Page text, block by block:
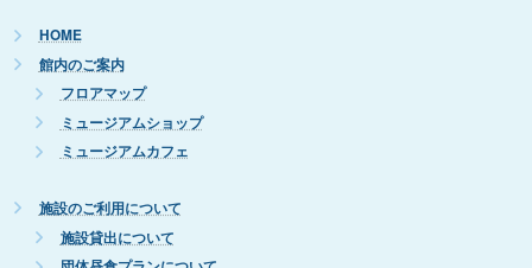
HOME
館内のご案内
フロアマップ
ミュージアムショップ
ミュージアムカフェ
施設のご利用について
施設貸出について